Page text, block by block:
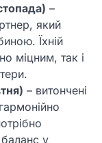
–
який
Їхній
міцним, так і
– витончені
баланс у